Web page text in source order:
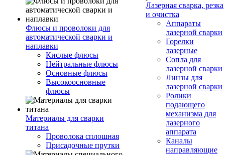
Флюсы и проволоки для
автоматической сварки и
наплавки
Кислые флюсы
Нейтральные флюсы
Основные флюсы
Высокоосновные
флюсы
Материалы для сварки
титана
Проволока сплошная
Присадочные прутки
Лазерная сварка, резка
и очистка
Аппараты
лазерной сварки
Горелки
лазерные
Сопла для
лазерной сварки
Линзы для
лазерной сварки
Ролики
подающего
механизма для
лазерного
аппарата
Каналы
направляющие